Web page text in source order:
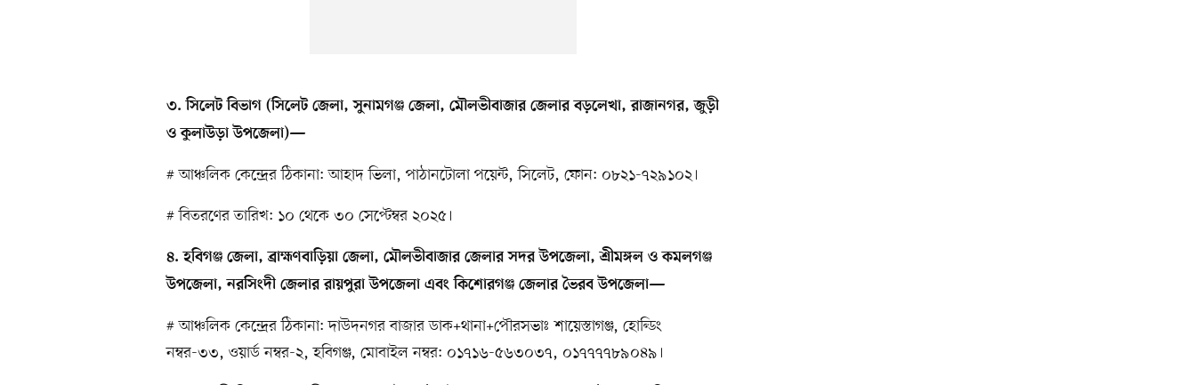
৩. সিলেট বিভাগ (সিলেট জেলা, সুনামগঞ্জ জেলা, মৌলভীবাজার জেলার বড়লেখা, রাজানগর, জুড়ী
ও কুলাউড়া উপজেলা)—
# আঞ্চলিক কেন্দ্রের ঠিকানা: আহাদ ভিলা, পাঠানটোলা পয়েন্ট, সিলেট, ফোন: ০৮২১-৭২৯১০২।
# বিতরণের তারিখ: ১০ থেকে ৩০ সেপ্টেম্বর ২০২৫।
৪. হবিগঞ্জ জেলা, ব্রাহ্মণবাড়িয়া জেলা, মৌলভীবাজার জেলার সদর উপজেলা, শ্রীমঙ্গল ও কমলগঞ্জ
উপজেলা, নরসিংদী জেলার রায়পুরা উপজেলা এবং কিশোরগঞ্জ জেলার ভৈরব উপজেলা—
# আঞ্চলিক কেন্দ্রের ঠিকানা: দাউদনগর বাজার ডাক+থানা+পৌরসভাঃ শায়েস্তাগঞ্জ, হোল্ডিং
নম্বর-৩৩, ওয়ার্ড নম্বর-২, হবিগঞ্জ, মোবাইল নম্বর: ০১৭১৬-৫৬৩০৩৭, ০১৭৭৭৭৮৯০৪৯।